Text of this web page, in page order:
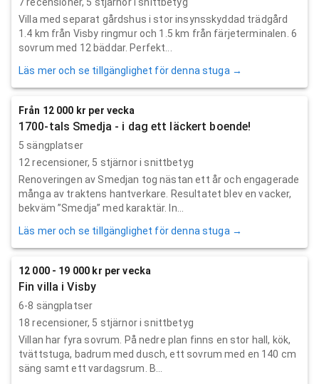
7recensioner, 5 stjärnor i snittbetyg
Villa med separat gårdshus i stor insynsskyddad trädgård
1.4 km från Visby ringmur och 1.5 km från färjeterminalen. 6
sovrum med 12 bäddar. Perfekt...
Läs mer och se tillgänglighet för denna stuga →
Från 12 000 kr per vecka
1700-tals Smedja - i dag ett läckert boende!
5 sängplatser
12recensioner, 5 stjärnor i snittbetyg
Renoveringen av Smedjan tog nästan ett år och engagerade
många av traktens hantverkare. Resultatet blev en vacker,
bekväm ”Smedja” med karaktär. In...
Läs mer och se tillgänglighet för denna stuga →
12 000 - 19 000 kr per vecka
Fin villa i Visby
6-8 sängplatser
18 recensioner, 5 stjärnor i snittbetyg
Villan har fyra sovrum. På nedre plan finns en stor hall, kök,
tvättstuga, badrum med dusch, ett sovrum med en 140 cm
säng samt ett vardagsrum. B...